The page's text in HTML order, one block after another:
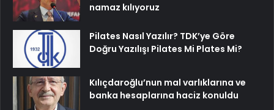
namaz kılıyoruz
Pilates Nasıl Yazılır? TDK’ye Göre
Doğru Yazılışı Pilates Mi Plates Mi?
Kılıçdaroğlu’nun mal varlıklarına ve
banka hesaplarına haciz konuldu